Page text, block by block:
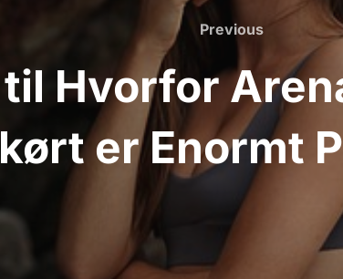
Previous
Previous
Hvorfor
er Enormt